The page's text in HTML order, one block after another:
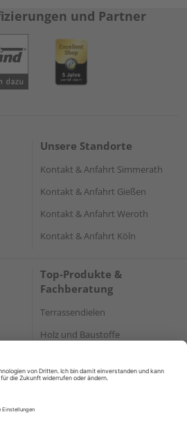
und Partner
Unsere Standorte
Kontakt & Anfahrt Simmerath
Kontakt & Anfahrt Gießen
Kontakt & Anfahrt Weroth
Kontakt & Anfahrt Köln
Top-Produkte &
Fachberatung
Terrassendielen
Holz und Baustoffe